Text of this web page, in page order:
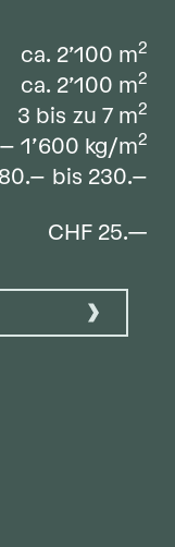
ca. 2’100 m2
ca. 2’100 m2
3 bis zu 7 m2
1’600 kg/m2
bis 230.–
CHF 25.—